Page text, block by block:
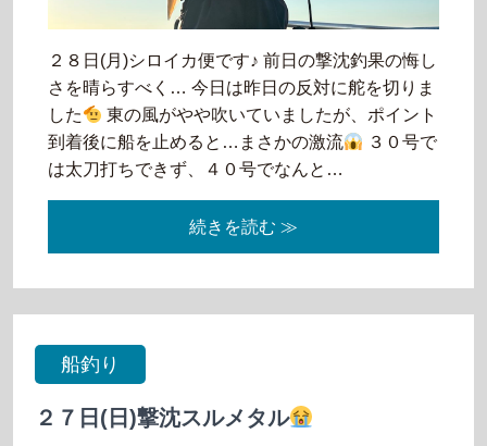
２８日(月)シロイカ便です♪ 前日の撃沈釣果の悔し
さを晴らすべく… 今日は昨日の反対に舵を切りま
した
東の風がやや吹いていましたが、ポイント
到着後に船を止めると…まさかの激流
３０号で
は太刀打ちできず、４０号でなんと…
続きを読む ≫
船釣り
２７日(日)撃沈スルメタル